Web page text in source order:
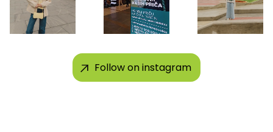
Follow on instagram